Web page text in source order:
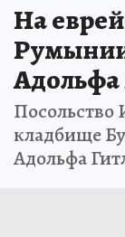
На
Адольфа
Посольство
кладбище
Адольфа